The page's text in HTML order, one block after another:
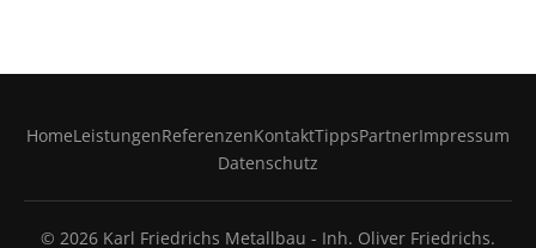
HomeLeistungenReferenzenKontaktTippsPartnerImpressum
Datenschutz
© 2026 Karl Friedrichs Metallbau - Inh. Oliver Friedrichs.